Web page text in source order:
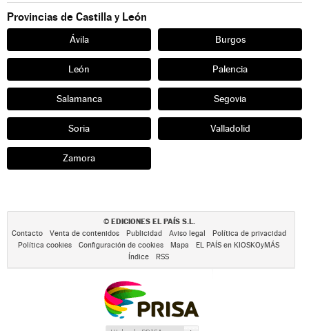
Provincias de Castilla y León
Ávila Burgos
León Palencia
Salamanca Segovia
Soria Valladolid
Zamora
© EDICIONES EL PAÍS S.L.
Contacto Venta de contenidos Publicidad Aviso legal
Política de privacidad
Política cookies
Configuración de cookies Mapa
EL PAÍS en KIOSKOyMÁS
Índice
RSS